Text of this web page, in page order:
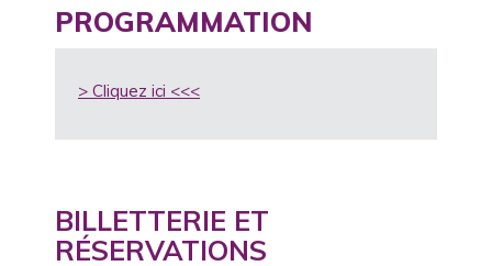
PROGRAMMATION
> Cliquez ici <<<
BILLETTERIE ET
RÉSERVATIONS